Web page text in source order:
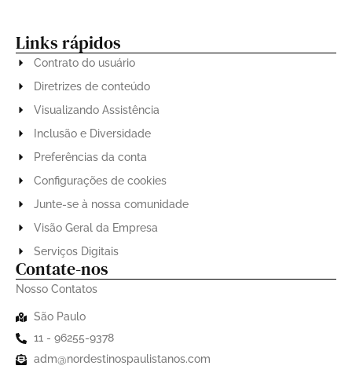
Links rápidos
Contrato do usuário
Diretrizes de conteúdo
Visualizando Assistência
Inclusão e Diversidade
Preferências da conta
Configurações de cookies
Junte-se à nossa comunidade
Visão Geral da Empresa
Serviços Digitais
Contate-nos
Nosso Contatos
São Paulo
11 - 96255-9378
adm@nordestinospaulistanos.com